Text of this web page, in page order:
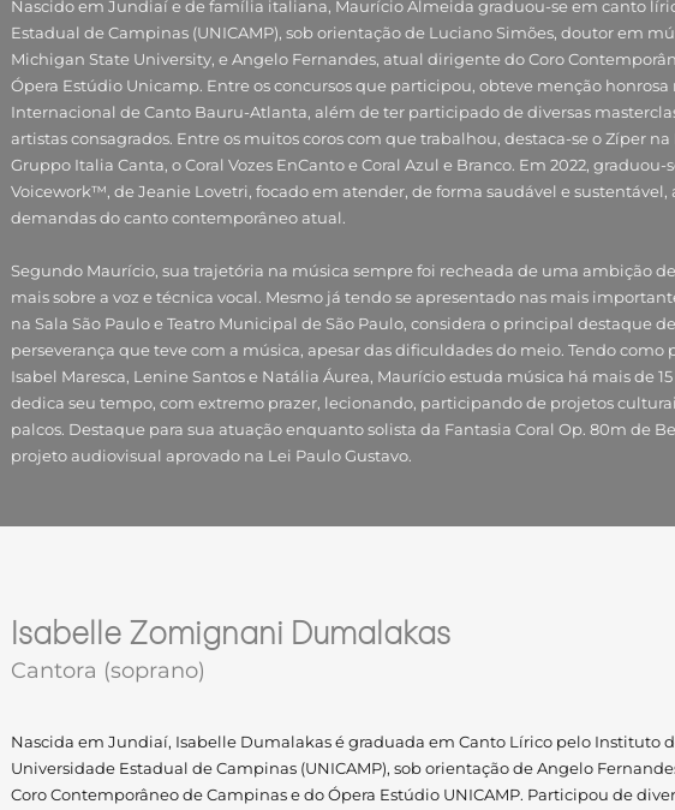
Nascido em Jundiaí e de família italiana, Maurício Almeida graduou-se em canto
Estadual de Campinas (UNICAMP), sob orientação de Luciano Simões, doutor em
Michigan State University, e Angelo Fernandes, atual dirigente do Coro
Ópera Estúdio Unicamp. Entre os concursos que participou, obteve menção honrosa
Internacional de Canto Bauru-Atlanta, além de ter participado de diversas
artistas consagrados. Entre os muitos coros com que trabalhou, destaca-se o Zíper na
Gruppo Italia Canta, o Coral Vozes EnCanto e Coral Azul e Branco. Em 2022,
Voicework™, de Jeanie Lovetri, focado em atender, de forma saudável e sustentável,
demandas do canto contemporâneo atual.
Segundo Maurício, sua trajetória na música sempre foi recheada de uma ambição
mais sobre a voz e técnica vocal. Mesmo já tendo se apresentado nas mais
na Sala São Paulo e Teatro Municipal de São Paulo, considera o principal destaque
perseverança que teve com a música, apesar das dificuldades do meio. Tendo como
Isabel Maresca, Lenine Santos e Natália Áurea, Maurício estuda música há mais de
dedica seu tempo, com extremo prazer, lecionando, participando de projetos
palcos. Destaque para sua atuação enquanto solista da Fantasia Coral Op. 80m de
projeto audiovisual aprovado na Lei Paulo Gustavo.
Isabelle Zomignani Dumalakas
Cantora (soprano)
Nascida em Jundiaí, Isabelle Dumalakas é graduada em Canto Lírico pelo Instituto
Universidade Estadual de Campinas (UNICAMP), sob orientação de Angelo
Coro Contemporâneo de Campinas e do Ópera Estúdio UNICAMP. Participou de